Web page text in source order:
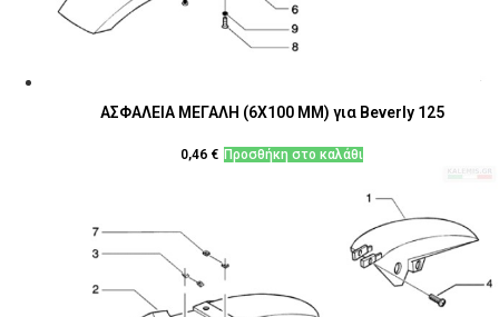
ΑΣΦΑΛΕΙΑ ΜΕΓΑΛΗ (6Χ100 MM) για Beverly 125
0,46 € Προσθήκη στο καλάθι